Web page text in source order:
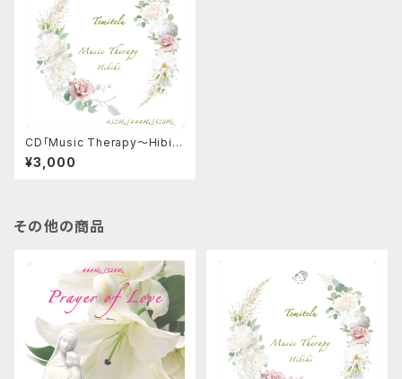
CD「Music Therapy〜Hibik
i〜/てみてる」【４３２Hz/４４４H
z/５２８Hz】ヒーリングハープ ＆
¥3,000
その他の商品